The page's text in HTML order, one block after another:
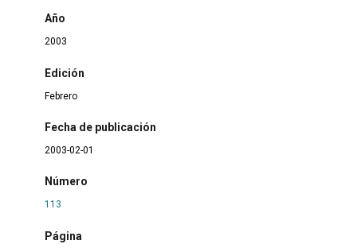
Año
2003
Edición
Febrero
Fecha de publicación
2003-02-01
Número
113
Página